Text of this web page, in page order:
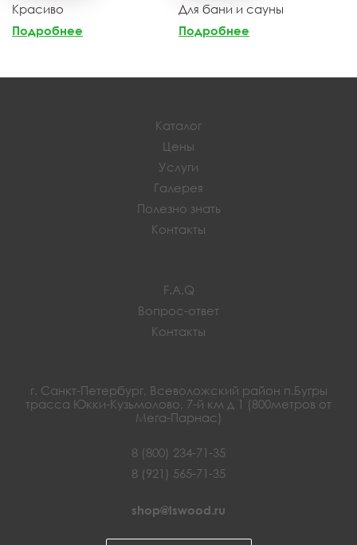
Красиво
Подробнее
Для бани и сауны
Подробнее
Каталог
Цены
Услуги
Галерея
Полезно знать
Контакты
F.A.Q
Вопрос-ответ
Контакты
г. Санкт-Петербург, Всеволожский район п.Бугры
трасса Юкки-Кузьмолово, 7-й км д 1 (800метров от
Мега-Парнас)
8 (800) 234-71-35
8 (921) 565-71-35
shop@lswood.ru